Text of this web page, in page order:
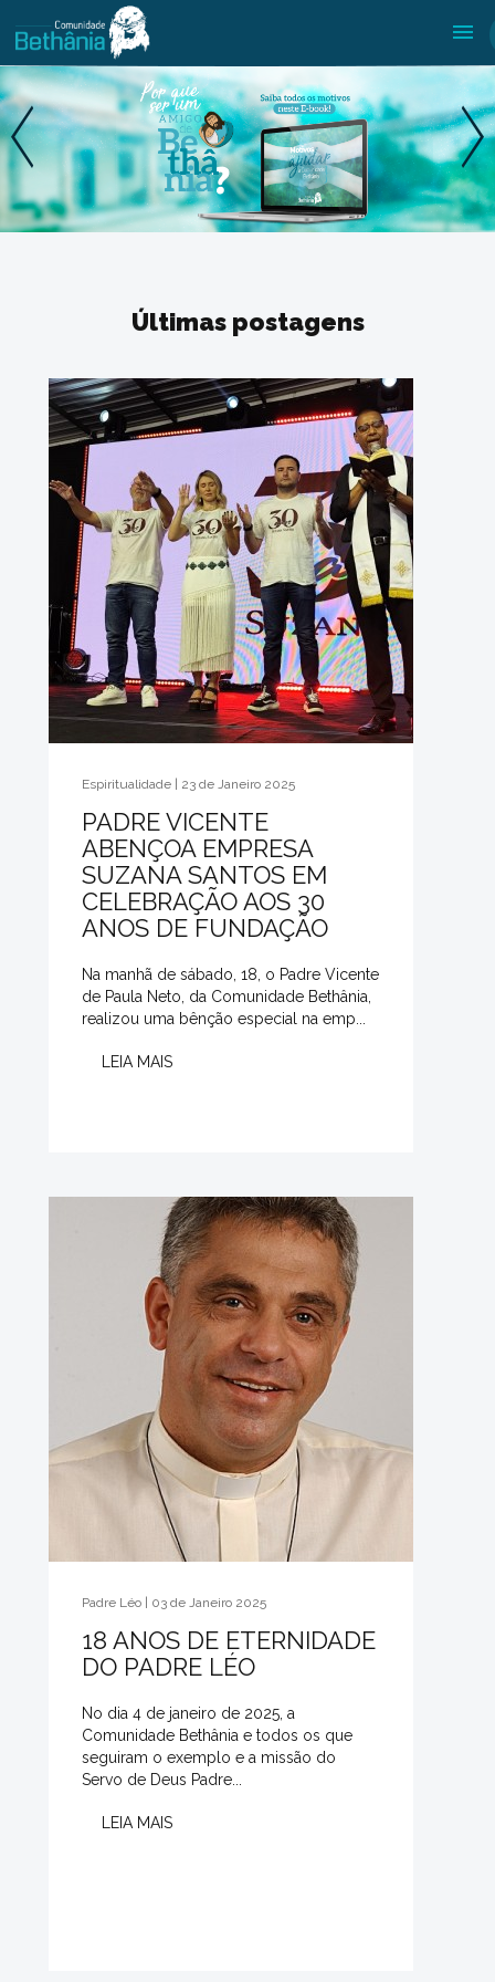
Últimas postagens
Espiritualidade | 23 de Janeiro 2025
PADRE VICENTE
ABENÇOA EMPRESA
SUZANA SANTOS EM
CELEBRAÇÃO AOS 30
ANOS DE FUNDAÇÃO
Na manhã de sábado, 18, o Padre Vicente
de Paula Neto, da Comunidade Bethânia,
realizou uma bênção especial na emp...
LEIA MAIS
Padre Léo | 03 de Janeiro 2025
18 ANOS DE ETERNIDADE
DO PADRE LÉO
No dia 4 de janeiro de 2025, a
Comunidade Bethânia e todos os que
seguiram o exemplo e a missão do
Servo de Deus Padre...
LEIA MAIS